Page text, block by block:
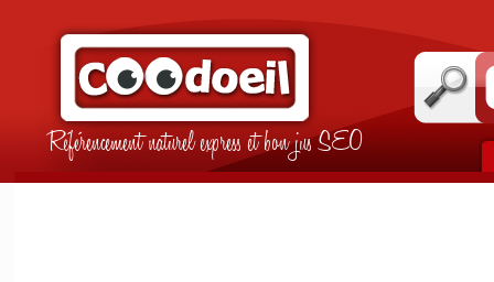
Référencement naturel express et bon jus SEO